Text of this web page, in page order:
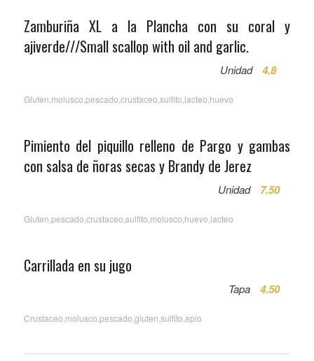
Zamburiña XL a la Plancha con su coral y
ajiverde///Small scallop with oil and garlic.
Unidad 4.8
Gluten,molusco,pescado,crustaceo,sulfito,lacteo,huevo
Pimiento del piquillo relleno de Pargo y gambas
con salsa de ñoras secas y Brandy de Jerez
Unidad 7.50
Gluten,pescado,crustaceo,sulfito,molusco,huevo,lacteo
Carrillada en su jugo
Tapa 4.50
Crustaceo,molusco,pescado,gluten,sulfito,apio